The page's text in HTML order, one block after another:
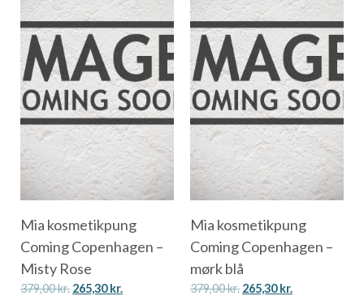
Mia kosmetikpung
Coming Copenhagen –
Misty Rose
379,00kr. 265,30kr.
Mia kosmetikpung
Coming Copenhagen –
mørk blå
379,00kr. 265,30kr.